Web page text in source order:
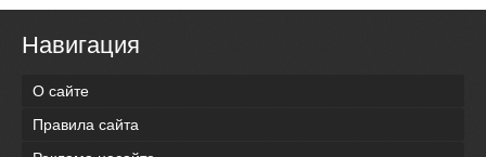
Навигация
О сайте
Правила сайта